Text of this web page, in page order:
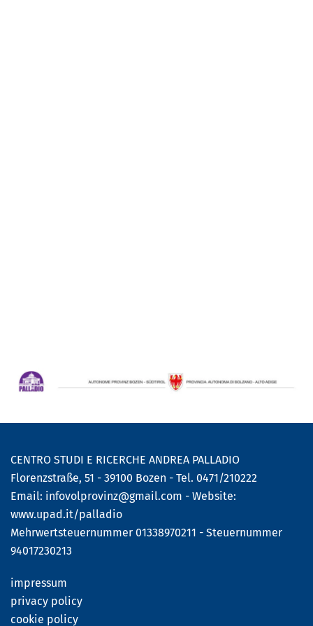
CENTRO STUDI E RICERCHE ANDREA PALLADIO
Florenzstraße, 51 - 39100 Bozen - Tel. 0471/210222
Email: infovolprovinz@gmail.com - Website:
www.upad.it/palladio
Mehrwertsteuernummer 01338970211 - Steuernummer
94017230213
impressum
privacy policy
cookie policy